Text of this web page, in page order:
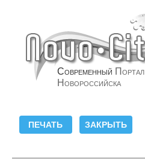
Современный Портал
Новороссийска